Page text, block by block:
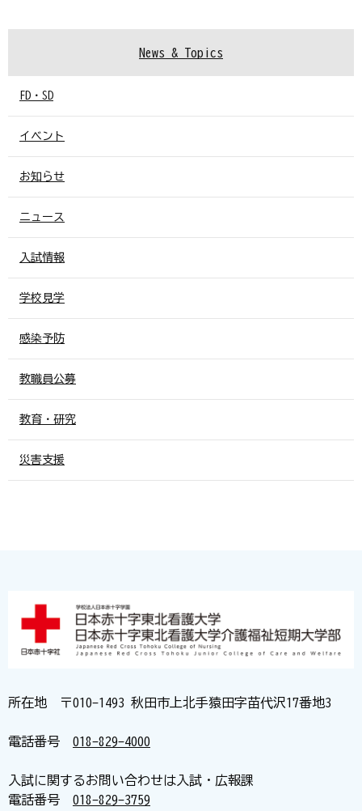
News & Topics
FD・SD
イベント
お知らせ
ニュース
入試情報
学校見学
感染予防
教職員公募
教育・研究
災害支援
所在地 〒010-1493 秋田市上北手猿田字苗代沢17番地3
電話番号 018-829-4000
入試に関するお問い合わせは入試・広報課
電話番号 018-829-3759